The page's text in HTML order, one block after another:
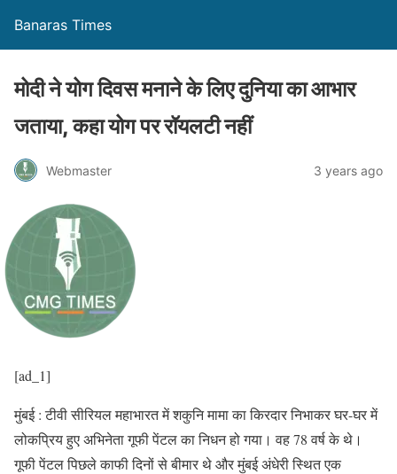
Banaras Times
मोदी ने योग दिवस मनाने के लिए दुनिया का आभार
जताया, कहा योग पर रॉयलटी नहीं
Webmaster 3 years ago
[ad_1]
मुंबई : टीवी सीरियल महाभारत में शकुनि मामा का किरदार निभाकर घर-घर में
लोकप्रिय हुए अभिनेता गूफी पेंटल का निधन हो गया। वह 78 वर्ष के थे।
गूफी पेंटल पिछले काफी दिनों से बीमार थे और मुंबई अंधेरी स्थित एक